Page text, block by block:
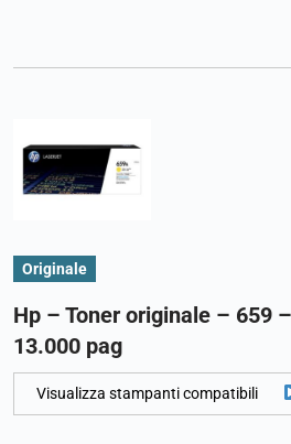
Originale
Hp – Toner originale – 659
13.000 pag
Visualizza stampanti compatibili